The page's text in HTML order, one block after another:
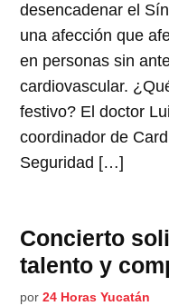
desencadenar el
una afección que
en personas sin
cardiovascular.
festivo? El doctor
coordinador de
Seguridad […]
Concierto
talento y
por 24 Horas Yucatán